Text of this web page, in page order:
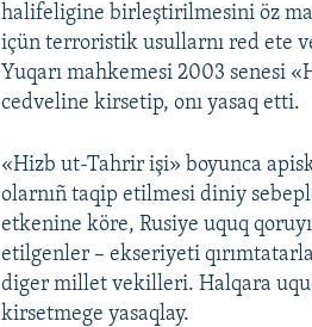
halifeligine birleştirilmesini öz
içün terroristik usullarnı red ete
Yuqarı mahkemesi 2003 senesi
cedveline kirsetip, onı yasaq etti.
«Hizb ut-Tahrir işi» boyunca
olarnıñ taqip etilmesi diniy
etkenine köre, Rusiye uquq
etilgenler – ekseriyeti
diger millet vekilleri. Halqara
kirsetmege yasaqlay.